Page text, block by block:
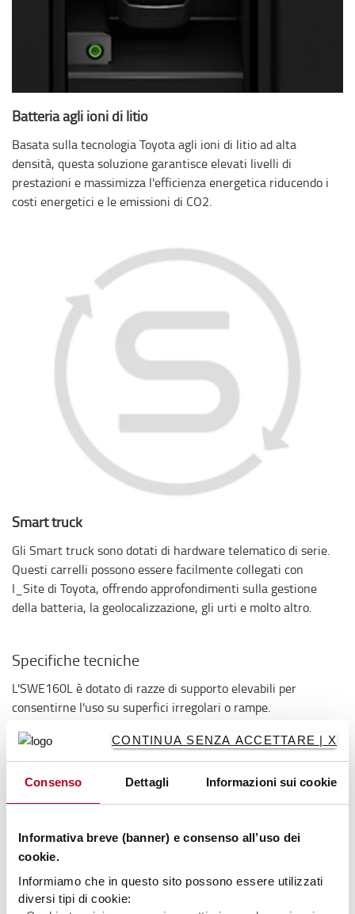
CONTINUA SENZA ACCETTARE | X
Consenso Dettagli Informazioni sui cookie
Informativa breve (banner) e consenso all’uso dei
cookie.
Informiamo che in questo sito possono essere utilizzati
diversi tipi di cookie:
Batteria agli ioni di litio
Basata sulla tecnologia Toyota agli ioni di litio ad alta
densità, questa soluzione garantisce elevati livelli di
prestazioni e massimizza l'efficienza energetica riducendo i
costi energetici e le emissioni di CO2.
Smart truck
Gli Smart truck sono dotati di hardware telematico di serie.
Questi carrelli possono essere facilmente collegati con
I_Site di Toyota, offrendo approfondimenti sulla gestione
della batteria, la geolocalizzazione, gli urti e molto altro.
Specifiche tecniche
L'SWE160L è dotato di razze di supporto elevabili per
consentirne l'uso su superfici irregolari o rampe.
Altezze di sollevamento fino a 6 metri
Velocità di trazione fino a 6 km/h
Sistema BT Powerdrive
Comandi fingertip
Controllo elettronico della velocità
Sicurezza dell'operatore
Vani portaoggetti
Spegnimento automatico